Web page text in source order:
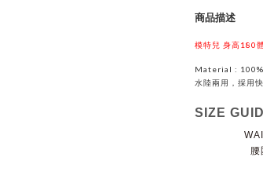
商品描述
模特兒 身高180
Material :
水陸兩用，採用
SIZE
腰